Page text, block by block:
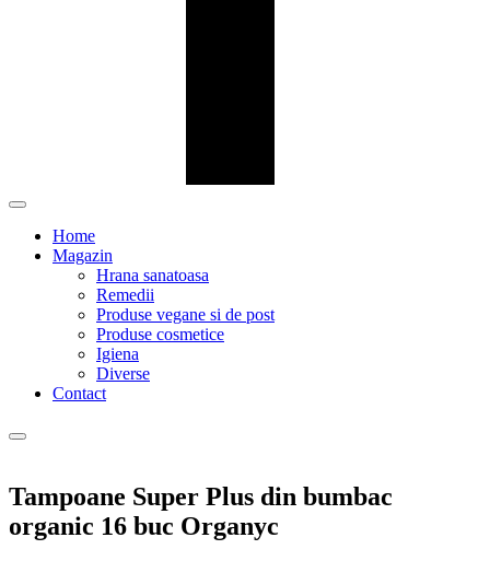
Home
Magazin
Hrana sanatoasa
Remedii
Produse vegane si de post
Produse cosmetice
Igiena
Diverse
Contact
Tampoane Super Plus din bumbac
organic 16 buc Organyc